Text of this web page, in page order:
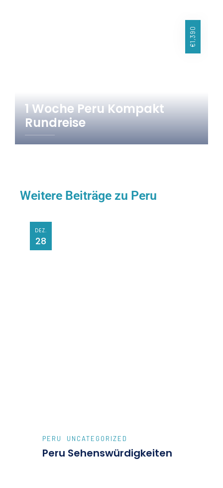
€1,390
1 Woche Peru Kompakt
Rundreise
Weitere Beiträge zu Peru
DEZ.
28
PERU UNCATEGORIZED
Peru Sehenswürdigkeiten